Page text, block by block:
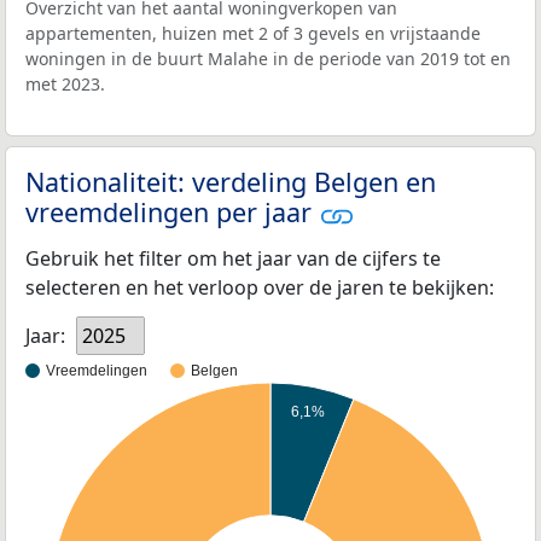
Overzicht van het aantal woningverkopen van
appartementen, huizen met 2 of 3 gevels en vrijstaande
woningen in de buurt Malahe in de periode van 2019 tot en
met 2023.
Nationaliteit: verdeling Belgen en
vreemdelingen per jaar
Gebruik het filter om het jaar van de cijfers te
selecteren en het verloop over de jaren te bekijken:
Jaar:
2025
Vreemdelingen Belgen
6,1%